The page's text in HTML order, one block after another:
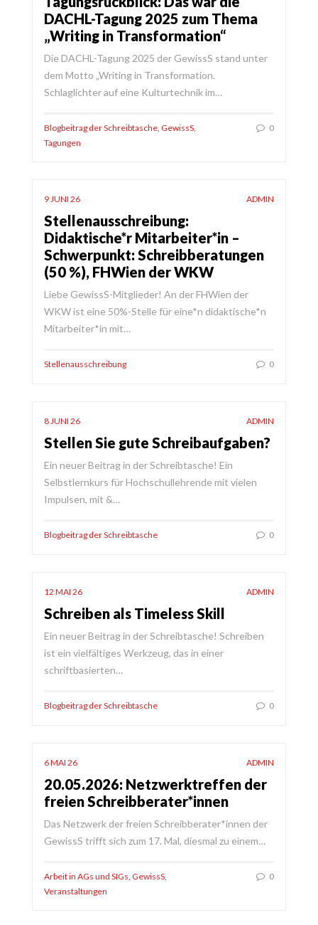
DACHL-Tagung 2025 zum Thema
„Writing in Transformation“
Die DACHL-Tagung 2025 der GewissS stand unter
dem Motto „Writing in Transformation.
Schlaglichter auf eine Kulturtechnik im…
Blogbeitrag der Schreibtasche, GewissS,
Tagungen
0
9 JUNI 26 ADMIN
Stellenausschreibung:
Didaktische*r Mitarbeiter*in –
Schwerpunkt: Schreibberatungen
(50 %), FHWien der WKW
Liebe GewissS-Mitglieder! An der FHWien der
WKW ist eine 50%-Stelle für eine*n didaktische*n
Mitarbeiter*in mit…
Stellenausschreibung 0
8 JUNI 26 ADMIN
Stellen Sie gute Schreibaufgaben?
Ein neuer Beitrag in der Schreibtasche! Ein
Selbstlernkurs für Hochschullehrende mit vielen
Impulsen, mit &…
Blogbeitrag der Schreibtasche 0
12 MAI 26 ADMIN
Schreiben als Timeless Skill
Ein neuer Beitrag in der Schreibtasche! Schreiben
ist ein vielfältiges Werkzeug, das in einer
schriftbasierten…
Blogbeitrag der Schreibtasche 0
6 MAI 26 ADMIN
20.05.2026: Netzwerktreffen der
freien Schreibberater*innen
Das Netzwerk der freien Schreibberater*innen der
GewissS trifft sich zum 17. Mal, diesmal zu einem…
Arbeit in AGs und SIGs, GewissS,
Veranstaltungen
0